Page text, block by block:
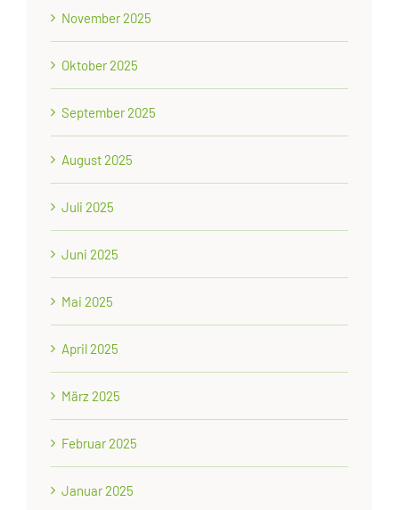
November 2025
Oktober 2025
September 2025
August 2025
Juli 2025
Juni 2025
Mai 2025
April 2025
März 2025
Februar 2025
Januar 2025